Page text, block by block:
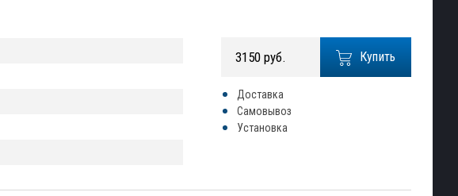
Купить
3150 руб.
Доставка
Самовывоз
Установка